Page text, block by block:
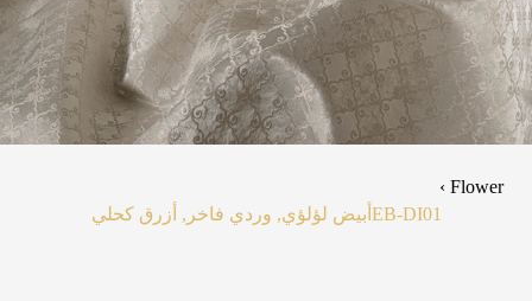
Flower ›
EB-DI01 أبيض لؤلؤي, وردي فاخر, أزرق كحلي